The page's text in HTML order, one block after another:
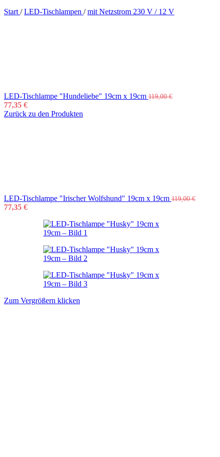
Start / LED-Tischlampen / mit Netzstrom 230 V / 12 V
LED-Tischlampe "Hundeliebe" 19cm x 19cm 119,00€
77,35 €
Zurück zu den Produkten
LED-Tischlampe "Irischer Wolfshund" 19cm x 19cm 119,00€
77,35 €
Zum Vergrößern klicken